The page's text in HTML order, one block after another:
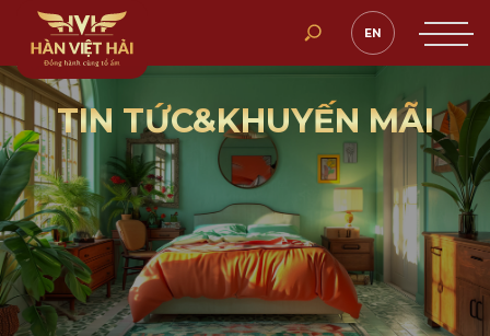
EN
TIN TỨC&KHUYẾN MÃI